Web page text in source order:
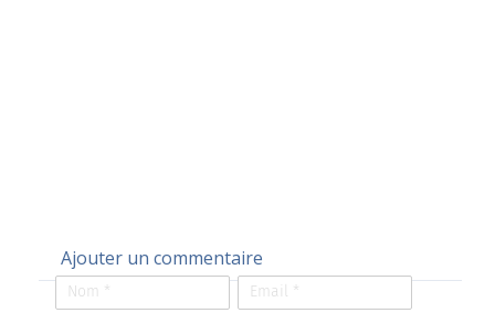
Ajouter un commentaire